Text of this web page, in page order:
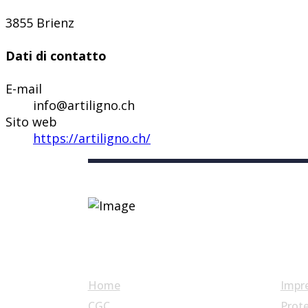
3855 Brienz
Dati di contatto
E-mail
info@artiligno.ch
Sito web
https://artiligno.ch/
Home